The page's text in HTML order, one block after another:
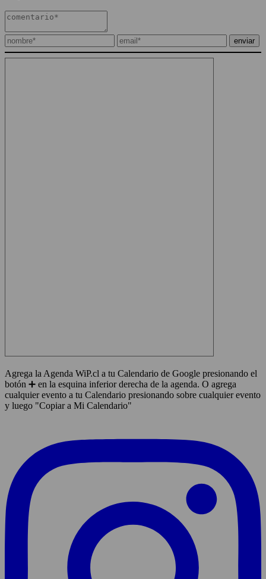
Agrega la Agenda WiP.cl a tu Calendario de Google presionando el
botón ➕ en la esquina inferior derecha de la agenda. O agrega
cualquier evento a tu Calendario presionando sobre cualquier evento
y luego "Copiar a Mi Calendario"